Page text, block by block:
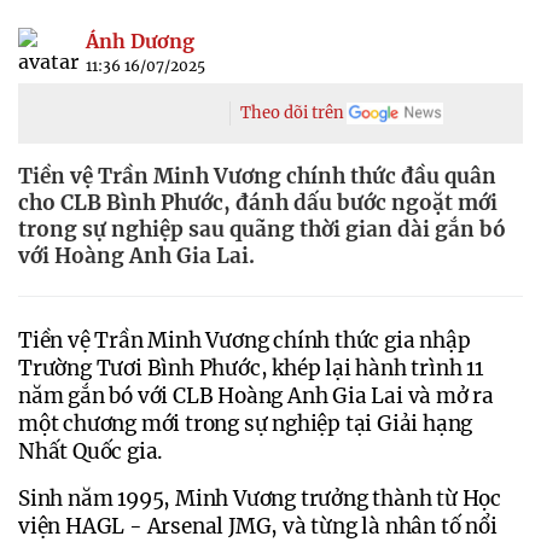
Ánh Dương
11:36 16/07/2025
Theo dõi trên
Tiền vệ Trần Minh Vương chính thức đầu quân
cho CLB Bình Phước, đánh dấu bước ngoặt mới
trong sự nghiệp sau quãng thời gian dài gắn bó
với Hoàng Anh Gia Lai.
Tiền vệ Trần Minh Vương chính thức gia nhập
Trường Tươi Bình Phước, khép lại hành trình 11
năm gắn bó với CLB Hoàng Anh Gia Lai và mở ra
một chương mới trong sự nghiệp tại Giải hạng
Nhất Quốc gia.
Sinh năm 1995, Minh Vương trưởng thành từ Học
viện HAGL - Arsenal JMG, và từng là nhân tố nổi